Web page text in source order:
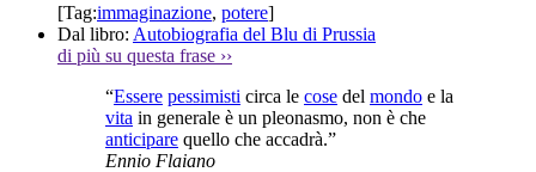
[Tag:immaginazione, potere]
Dal libro: Autobiografia del Blu di Prussia
di più su questa frase ››
“Essere pessimisti circa le cose del mondo e la
vita in generale è un pleonasmo, non è che
anticipare quello che accadrà.”
Ennio Flaiano